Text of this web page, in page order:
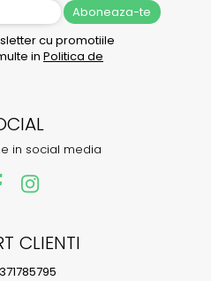
cu promotiile
in Politica de
in social media
CLIENTI